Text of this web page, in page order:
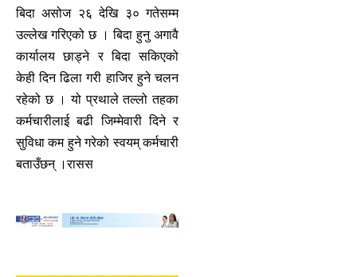
बिदा असोज २६ देखि ३० गतेसम्म
उल्लेख गरिएको छ । बिदा हुनु अगावै
कार्यालय छाड्ने र बिदा सकिएको
केही दिन ढिला गरी हाजिर हुने चलन
रहेको छ । यो प्रथाले तल्लो तहका
कर्मचारीलाई बढी जिम्मेवारी दिने र
सुविधा कम हुने गरेको स्वयम् कर्मचारी
बताउँछन् ।रासस